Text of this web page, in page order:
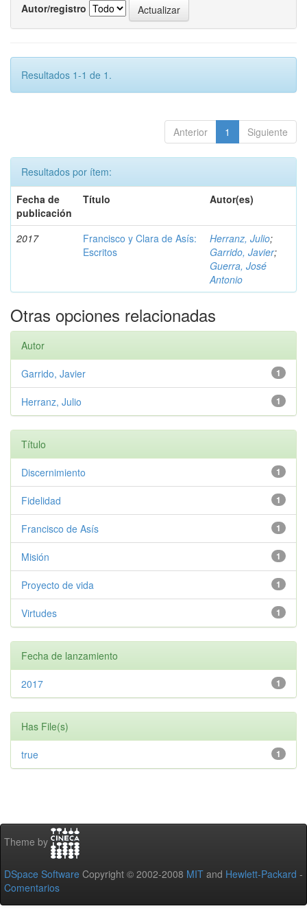
Autor/registro
Resultados 1-1 de 1.
Anterior 1 Siguiente
Resultados por ítem:
Fecha de
publicación
Título Autor(es)
2017
Francisco y Clara de Asís:
Escritos
Herranz, Julio;
Garrido, Javier;
Guerra, José
Antonio
Otras opciones relacionadas
Autor
1
Garrido, Javier
1
Herranz, Julio
Título
1
Discernimiento
1
Fidelidad
1
Francisco de Asís
1
Misión
1
Proyecto de vida
1
Virtudes
Fecha de lanzamiento
1
2017
Has File(s)
1
true
Theme by
DSpace Software Copyright © 2002-2008 MIT and Hewlett-Packard -
Comentarios